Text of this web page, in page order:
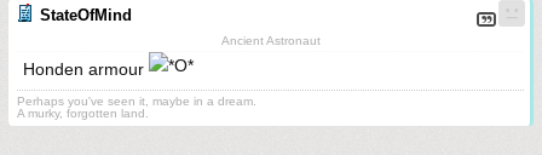
StateOfMind
Ancient Astronaut
Honden armour
Perhaps you've seen it, maybe in a dream.
A murky, forgotten land.